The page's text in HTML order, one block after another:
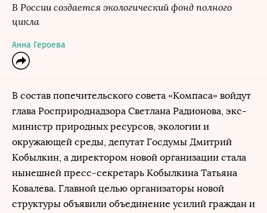
В России создается экологический фонд полного
цикла
Анна Героева
В состав попечительского совета «Компаса» войдут
глава Росприроднадзора Светлана Радионова, экс-
министр природных ресурсов, экологии и
окружающей среды, депутат Госдумы Дмитрий
Кобылкин, а директором новой организации стала
нынешней пресс-секретарь Кобылкина Татьяна
Ковалева. Главной целью организаторы новой
структуры объявили объединение усилий граждан и